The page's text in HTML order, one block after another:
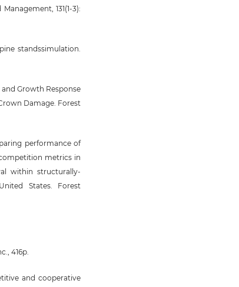
131(1-3):
standssimulation.
and Growth Response
Damage. Forest
performance of
metrics in
within structurally-
States. Forest
416p.
and cooperative